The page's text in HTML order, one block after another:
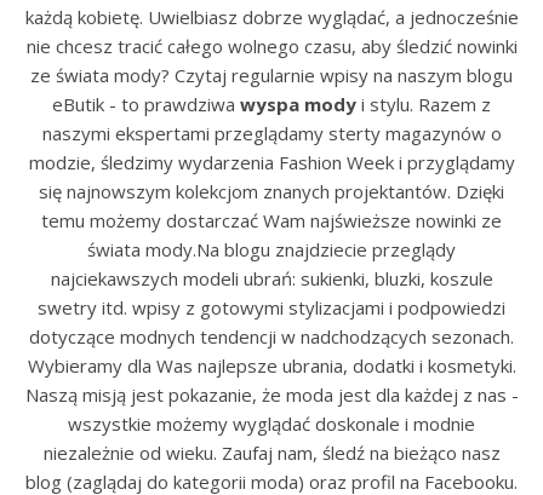
każdą kobietę. Uwielbiasz dobrze wyglądać, a jednocześnie
nie chcesz tracić całego wolnego czasu, aby śledzić nowinki
ze świata mody? Czytaj regularnie wpisy na naszym blogu
eButik - to prawdziwa wyspa mody i stylu. Razem z
naszymi ekspertami przeglądamy sterty magazynów o
modzie, śledzimy wydarzenia Fashion Week i przyglądamy
się najnowszym kolekcjom znanych projektantów. Dzięki
temu możemy dostarczać Wam najświeższe nowinki ze
świata mody.Na blogu znajdziecie przeglądy
najciekawszych modeli ubrań: sukienki, bluzki, koszule
swetry itd. wpisy z gotowymi stylizacjami i podpowiedzi
dotyczące modnych tendencji w nadchodzących sezonach.
Wybieramy dla Was najlepsze ubrania, dodatki i kosmetyki.
Naszą misją jest pokazanie, że moda jest dla każdej z nas -
wszystkie możemy wyglądać doskonale i modnie
niezależnie od wieku. Zaufaj nam, śledź na bieżąco nasz
blog (zaglądaj do kategorii moda) oraz profil na Facebooku.